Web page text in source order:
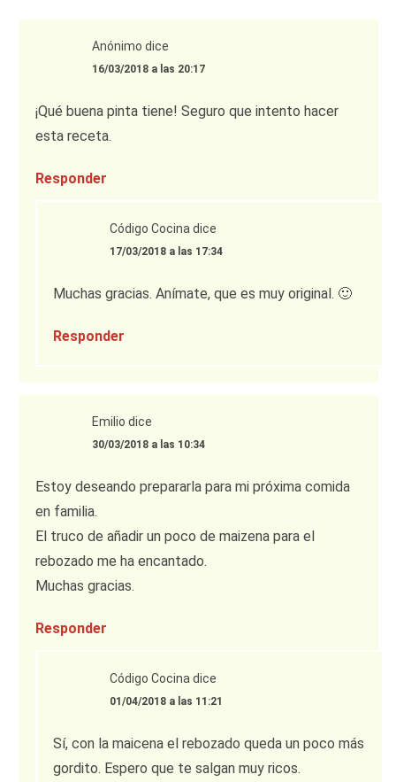
Anónimo dice
16/03/2018 a las 20:17
¡Qué buena pinta tiene! Seguro que intento hacer
esta receta.
Responder
Código Cocina dice
17/03/2018 a las 17:34
Muchas gracias. Anímate, que es muy original. 🙂
Responder
Emilio dice
30/03/2018 a las 10:34
Estoy deseando prepararla para mi próxima comida
en familia.
El truco de añadir un poco de maizena para el
rebozado me ha encantado.
Muchas gracias.
Responder
Código Cocina dice
01/04/2018 a las 11:21
Sí, con la maicena el rebozado queda un poco más
gordito. Espero que te salgan muy ricos.